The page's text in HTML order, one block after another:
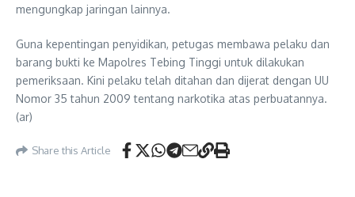
mengungkap jaringan lainnya.
Guna kepentingan penyidikan, petugas membawa pelaku dan
barang bukti ke Mapolres Tebing Tinggi untuk dilakukan
pemeriksaan. Kini pelaku telah ditahan dan dijerat dengan UU
Nomor 35 tahun 2009 tentang narkotika atas perbuatannya.
(ar)
Share this Article